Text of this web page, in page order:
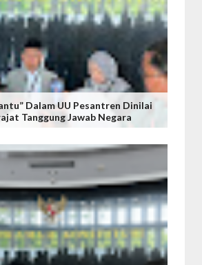
Dalam UU Pesantren Dinilai
Tanggung Jawab Negara